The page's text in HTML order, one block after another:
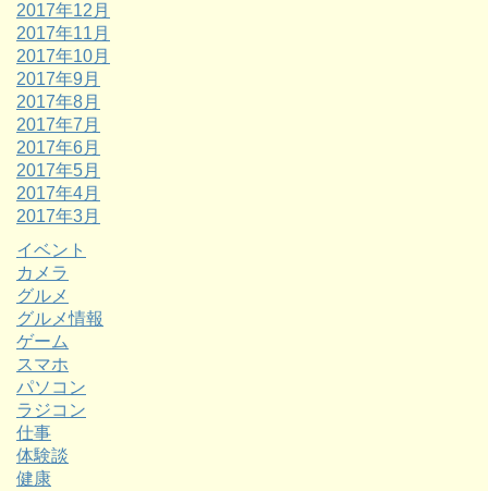
2017年12月
2017年11月
2017年10月
2017年9月
2017年8月
2017年7月
2017年6月
2017年5月
2017年4月
2017年3月
イベント
カメラ
グルメ
グルメ情報
ゲーム
スマホ
パソコン
ラジコン
仕事
体験談
健康